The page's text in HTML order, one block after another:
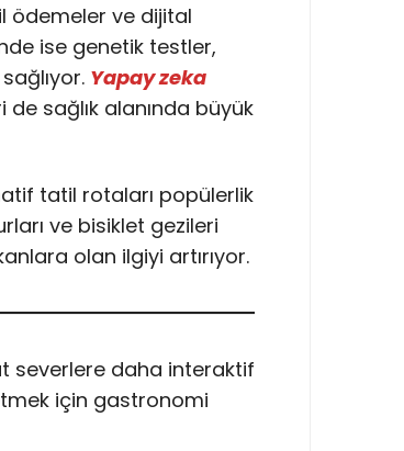
ödemeler ve dijital
ise genetik testler,
Yapay zeka
sağlık alanında büyük
tatil rotaları popülerlik
ve bisiklet gezileri
olan ilgiyi artırıyor.
severlere daha interaktif
için gastronomi